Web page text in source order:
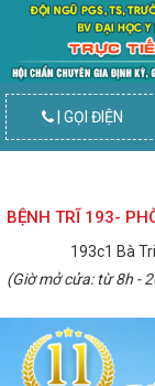
| GỌI ĐIỆN
BỆNH TRĨ 193-
193c1 Bà
(Giờ mở cửa: từ 8h -